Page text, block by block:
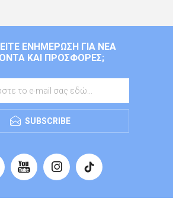
ΕΝΗΜΈΡΩΣΗ ΓΙΑ ΝΈΑ
ΚΑΙ ΠΡΟΣΦΟΡΈΣ;
SUBSCRIBE